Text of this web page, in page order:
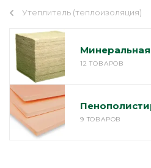
Утеплитель (теплоизоляция)
Минеральная
12 ТОВАРОВ
9 ТОВАРОВ